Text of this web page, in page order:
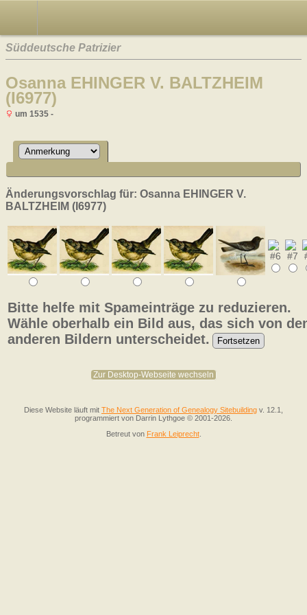
Süddeutsche Patrizier
Osanna EHINGER V. BALTZHEIM
(I6977)
um 1535 -
Änderungsvorschlag für: Osanna EHINGER V.
BALTZHEIM (I6977)
Bitte helfe mit Spameinträge zu reduzieren.
Wähle oberhalb ein Bild aus, das sich von
anderen Bildern unterscheidet.
Zur Desktop-Webseite wechseln
Diese Website läuft mit The Next Generation of Genealogy Sitebuilding v. 12.1,
programmiert von Darrin Lythgoe © 2001-2026.
Betreut von Frank Leiprecht.